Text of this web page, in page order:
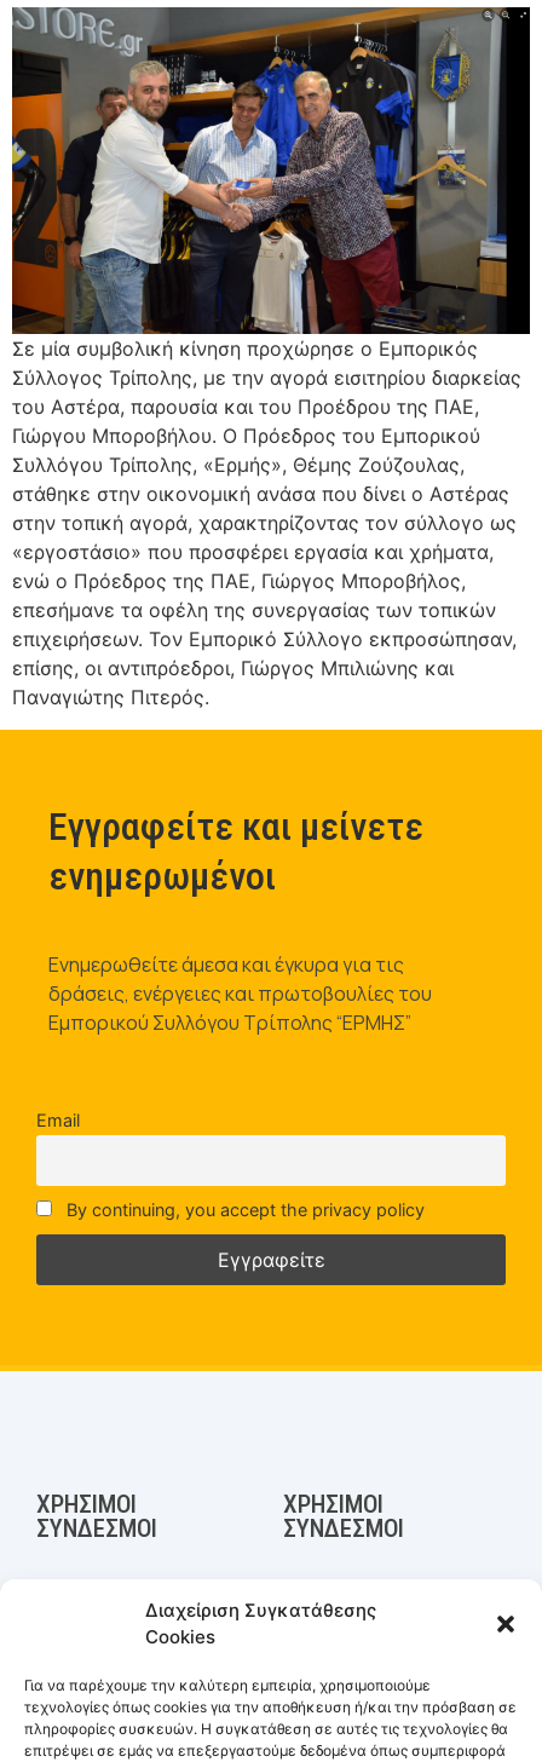
Διαχείριση Συγκατάθεσης
Cookies
Για να παρέχουμε την καλύτερη εμπειρία, χρησιμοποιούμε
τεχνολογίες όπως cookies για την αποθήκευση ή/και την πρόσβαση σε
πληροφορίες συσκευών. Η συγκατάθεση σε αυτές τις τεχνολογίες θα
επιτρέψει σε εμάς να επεξεργαστούμε δεδομένα όπως συμπεριφορά
Σε μία συμβολική κίνηση προχώρησε ο Εμπορικός
Σύλλογος Τρίπολης, με την αγορά εισιτηρίου διαρκείας
του Αστέρα, παρουσία και του Προέδρου της ΠΑΕ,
Γιώργου Μποροβήλου. Ο Πρόεδρος του Εμπορικού
Συλλόγου Τρίπολης, «Ερμής», Θέμης Ζούζουλας,
στάθηκε στην οικονομική ανάσα που δίνει ο Αστέρας
στην τοπική αγορά, χαρακτηρίζοντας τον σύλλογο ως
«εργοστάσιο» που προσφέρει εργασία και χρήματα,
ενώ ο Πρόεδρος της ΠΑΕ, Γιώργος Μποροβήλος,
επεσήμανε τα οφέλη της συνεργασίας των τοπικών
επιχειρήσεων. Τον Εμπορικό Σύλλογο εκπροσώπησαν,
επίσης, οι αντιπρόεδροι, Γιώργος Μπιλιώνης και
Παναγιώτης Πιτερός.
Εγγραφείτε και μείνετε
ενημερωμένοι
Ενημερωθείτε άμεσα και έγκυρα για τις
δράσεις, ενέργειες και πρωτοβουλίες του
Εμπορικού Συλλόγου Τρίπολης “ΕΡΜΗΣ”
Email
By continuing, you accept the privacy policy
ΧΡΉΣΙΜΟΙ
ΣΎΝΔΕΣΜΟΙ
Ελληνική Συνομοσπονδία
Επιχειρηματικότητας
Επιμελητήριο Αρκαδίας
Σύνδεσμος Επιχειρήσεων
Βιομηχανικής Περιοχής
Τρίπολης
ΧΡΉΣΙΜΟΙ
ΣΎΝΔΕΣΜΟΙ
Υπουργείο Ανάπτυξης και
Επενδύσεων
(Γ.Ε.ΜΗ.)
Gov.gr - Επιχειρηματική
δραστηριότητα